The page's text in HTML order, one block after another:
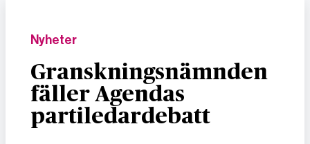
Nyheter
Granskningsnämnden
fäller Agendas
partiledardebatt